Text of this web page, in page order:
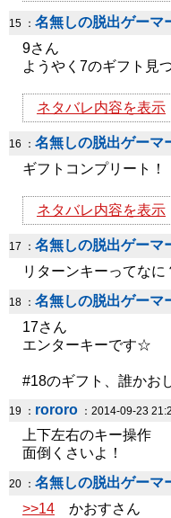
15 ： 名無しの脱出ゲーマ
9さん
ようやく7のギフト見
ネタバレ内容を表示
16 ： 名無しの脱出ゲーマ
ギフトコンプリート！
ネタバレ内容を表示
17 ： 名無しの脱出ゲーマ
リターンキーってなに
18 ： 名無しの脱出ゲーマ
17さん
エンターキーです☆
#18のギフト、誰かお
19 ： rororo ：2014-09-23
上下左右のキー操作
面倒くさいよ！
20 ： 名無しの脱出ゲーマ
>>14 かおすさん